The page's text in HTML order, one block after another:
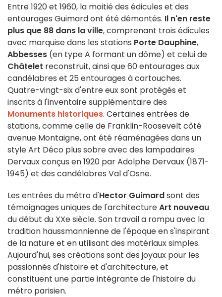
Entre 1920 et 1960, la moitié des édicules et des
entourages Guimard ont été démontés. Il n'en reste
plus que 88 dans la ville, comprenant trois édicules
avec marquise dans les stations Porte Dauphine,
Abbesses (en type A formant un dôme) et celui de
Châtelet reconstruit, ainsi que 60 entourages aux
candélabres et 25 entourages à cartouches.
Quatre-vingt-six d'entre eux sont protégés et
inscrits à l'inventaire supplémentaire des
Monuments historiques. Certaines entrées de
stations, comme celle de Franklin-Roosevelt côté
avenue Montaigne, ont été réaménagées dans un
style Art Déco plus sobre avec des lampadaires
Dervaux conçus en 1920 par Adolphe Dervaux (1871-
1945) et des candélabres Val d'Osne.
Les entrées du métro d'Hector Guimardsont des
témoignages uniques de l'architectureArt nouveau
du début du XXe siècle. Son travail a rompu avec la
tradition haussmannienne de l'époque en s'inspirant
de la nature et en utilisant des matériaux simples.
Aujourd'hui, ses créations sont des joyaux pour les
passionnés d'histoire et d'architecture, et
constituent une partie intégrante de l'histoire du
métro parisien.